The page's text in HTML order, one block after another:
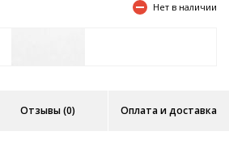
Нет в наличии
Отзывы (0) Оплата и доставка